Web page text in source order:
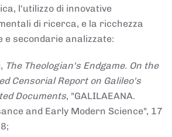
l'utilizzo di innovative
di ricerca, e la ricchezza
e secondarie analizzate:
The Theologian's Endgame. On the
Censorial Report on Galileo's
Documents, "GALILAEANA.
and Early Modern Science", 17